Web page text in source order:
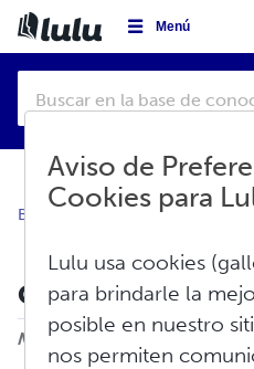
Menú
Base de conocimientos
Cómo crear un
Modificado en: Mar, May 13,
Aviso de
Cookies para
Lulu usa cookies
para brindarle la
posible en nuestro
nos permiten